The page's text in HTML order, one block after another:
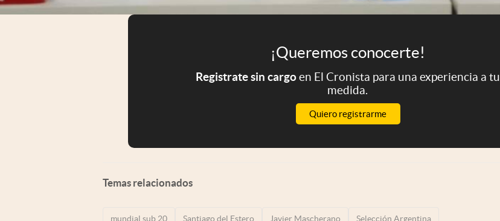
¡Queremos conocerte!
Registrate sin cargoen El Cronista para una experiencia a tu
medida.
Quiero registrarme
Temas relacionados
mundial sub 20 Santiago del Estero Javier Mascherano Selección Argentina